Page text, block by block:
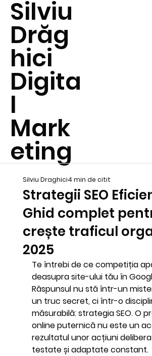
Silviu
Drăg
hici
Digita
l
Mark
eting
Strategii SEO
Ghid complet
crește traficul
2025
Silviu Draghici4 min de citit
Te întrebi de ce competiția
deasupra site-ului tău în
Răspunsul nu stă într-un
un truc secret, ci într-o
măsurabilă: strategia SEO. O
online puternică nu este un
rezultatul unor acțiuni
testate și adaptate constant.